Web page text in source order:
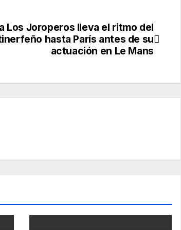
Los Joroperos lleva el ritmo del
hasta París antes de su
actuación en Le Mans